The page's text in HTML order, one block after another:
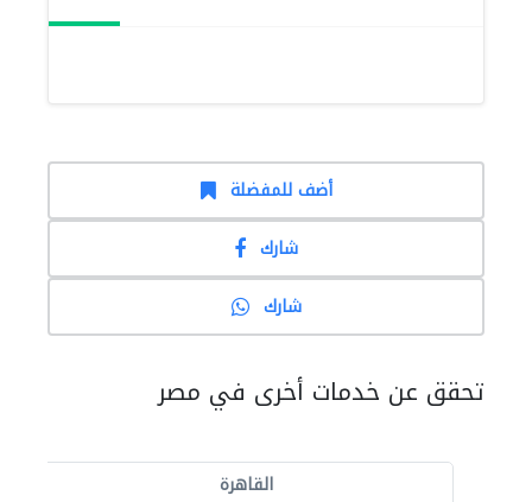
أضف للمفضلة
شارك
شارك
تحقق عن خدمات أخرى في مصر
القاهرة